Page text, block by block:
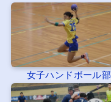
女子ハンドボール部